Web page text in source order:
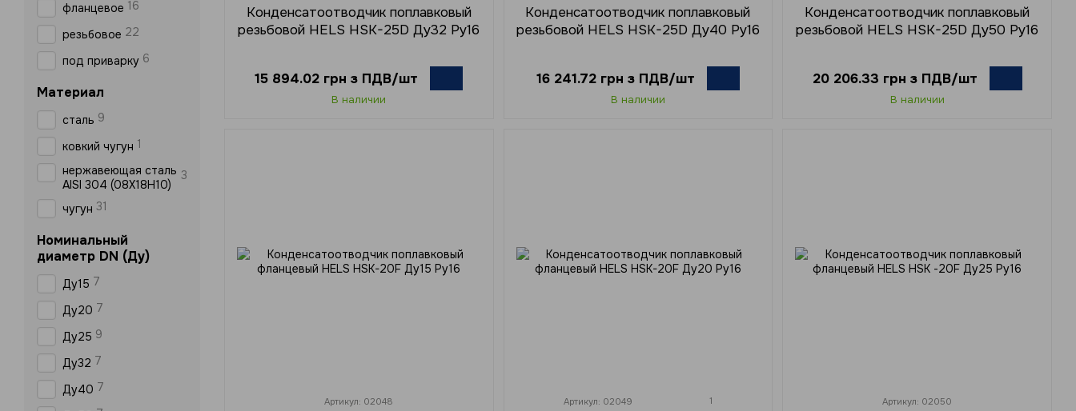
Конденсатоотводчик поплавковый
резьбовой HELS HSK-25D Ду32 Ру16
15 894.02 грн з ПДВ/шт
В наличии
Конденсатоотводчик поплавковый
резьбовой HELS HSK-25D Ду40 Ру16
16 241.72 грн з ПДВ/шт
В наличии
Конденсатоотводчик поплавковый
резьбовой HELS HSK-25D Ду50 Ру16
20 206.33 грн з ПДВ/шт
В наличии
Артикул: 02048 Артикул: 02049 1 Артикул: 02050
фланцевое 16
резьбовое 22
под приварку 6
Материал
сталь 9
ковкий чугун 1
нержавеющая сталь
AISI 304 (08Х18Н10)
3
чугун 31
Номинальный
диаметр DN (Ду)
Ду15 7
Ду20 7
Ду25 9
Ду32 7
Ду40 7